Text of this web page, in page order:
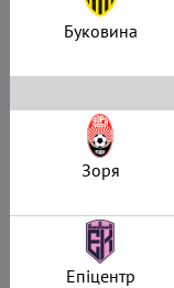
Буковина
Зоря
Епіцентр